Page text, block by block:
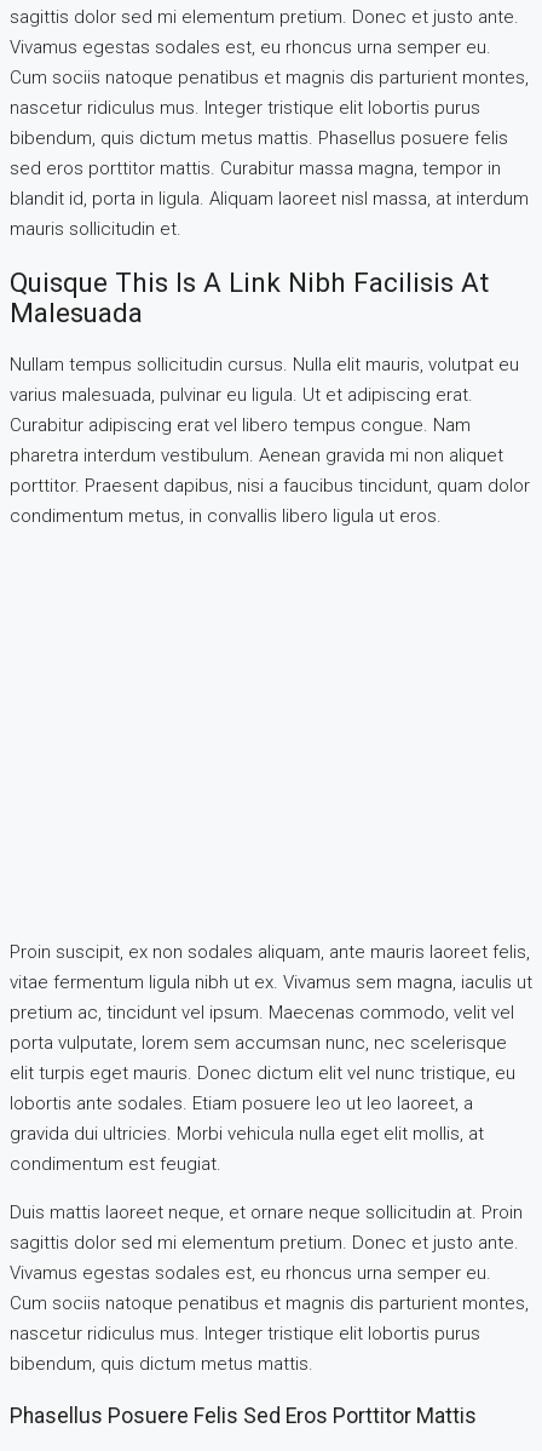
sagittis dolor sed mi elementum pretium. Donec et justo ante.
Vivamus egestas sodales est, eu rhoncus urna semper eu.
Cum sociis natoque penatibus et magnis dis parturient montes,
nascetur ridiculus mus. Integer tristique elit lobortis purus
bibendum, quis dictum metus mattis. Phasellus posuere felis
sed eros porttitor mattis. Curabitur massa magna, tempor in
blandit id, porta in ligula. Aliquam laoreet nisl massa, at interdum
mauris sollicitudin et.
Quisque This Is A Link Nibh Facilisis At
Malesuada
Nullam tempus sollicitudin cursus. Nulla elit mauris, volutpat eu
varius malesuada, pulvinar eu ligula. Ut et adipiscing erat.
Curabitur adipiscing erat vel libero tempus congue. Nam
pharetra interdum vestibulum. Aenean gravida mi non aliquet
porttitor. Praesent dapibus, nisi a faucibus tincidunt, quam dolor
condimentum metus, in convallis libero ligula ut eros.
Proin suscipit, ex non sodales aliquam, ante mauris laoreet felis,
vitae fermentum ligula nibh ut ex. Vivamus sem magna, iaculis ut
pretium ac, tincidunt vel ipsum. Maecenas commodo, velit vel
porta vulputate, lorem sem accumsan nunc, nec scelerisque
elit turpis eget mauris. Donec dictum elit vel nunc tristique, eu
lobortis ante sodales. Etiam posuere leo ut leo laoreet, a
gravida dui ultricies. Morbi vehicula nulla eget elit mollis, at
condimentum est feugiat.
Duis mattis laoreet neque, et ornare neque sollicitudin at. Proin
sagittis dolor sed mi elementum pretium. Donec et justo ante.
Vivamus egestas sodales est, eu rhoncus urna semper eu.
Cum sociis natoque penatibus et magnis dis parturient montes,
nascetur ridiculus mus. Integer tristique elit lobortis purus
bibendum, quis dictum metus mattis.
Phasellus Posuere Felis Sed Eros Porttitor Mattis